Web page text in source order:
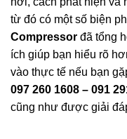
từ đó có một số biện
Compressor đã tổng
ích giúp bạn hiểu rõ
vào thực tế nếu bạn
097 260 1608 – 091
cũng như được giải